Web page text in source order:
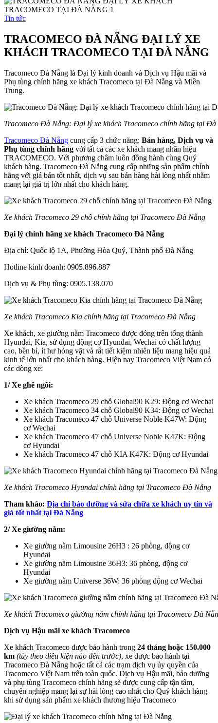
Tin tức
TRACOMECO ĐÀ NẴNG ĐẠI LÝ XE
KHÁCH TRACOMECO TẠI ĐÀ NẴNG
Tracomeco Đà Nẵng là Đại lý kinh doanh và Dịch vụ Hậu mãi và
Phụ tùng chính hãng xe khách Tracomeco tại Đà Nẵng và Miền
Trung.
Tracomeco Đà Nẵng: Đại lý xe khách Tracomeco chính hãng tại Đà
Tracomeco Đà Nẵng cung cấp 3 chức năng: Bán hàng, Dịch vụ và
Phụ tùng chính hãng với tất cả các xe khách mang nhãn hiệu
TRACOMECO. Với phương châm luôn đồng hành cùng Quý
khách hàng. Tracomeco Đà Nẵng cung cấp những sản phẩm chính
hãng với giá bán tốt nhất, dịch vụ sau bán hàng hài lòng nhất nhằm
mang lại giá trị lớn nhất cho khách hàng.
Xe khách Tracomeco 29 chỗ chính hãng tại Tracomeco Đà Nẵng
Đại lý chính hãng xe khách Tracomeco Đà Nẵng
Địa chỉ: Quốc lộ 1A, Phường Hòa Quý, Thành phố Đà Nẵng
Hotline kinh doanh: 0905.896.887
Dịch vụ & Phụ tùng: 0905.138.070
Xe khách Tracomeco Kia chính hãng tại Tracomeco Đà Nẵng
Xe khách, xe giường nằm Tracomeco được đóng trên tổng thành
Hyundai, Kia, sử dụng động cơ Hyundai, Wechai có chất lượng
cao, bền bỉ, ít hư hỏng vặt và rất tiết kiệm nhiên liệu mang hiệu quả
kinh tế lớn nhất cho khách hàng. Hiện nay Tracomeco Việt Nam có
các dòng xe:
1/ Xe ghế ngồi:
Xe khách Tracomeco 29 chỗ Global90 K29: Động cơ Wechai
Xe khách Tracomeco 34 chỗ Global90 K34: Động cơ Wechai
Xe khách Tracomeco 47 chỗ Universe Noble K47W: Động
cơ Wechai
Xe khách Tracomeco 47 chỗ Universe Noble K47K: Động
cơ Hyundai
Xe khách Tracomeco 47 chỗ KIA K47K: Động cơ Hyundai
Xe khách Tracomeco Hyundai chính hãng tại Tracomeco Đà Nẵng
Tham khảo: Địa chỉ bảo dưỡng và sửa chữa xe khách uy tín và
giá tốt nhất tại Đà Nẵng
2/ Xe giường nằm:
Xe giường nằm Limousine 26H3 : 26 phòng, động cơ
Hyundai
Xe giường nằm Limousine 36H3: 36 phòng, động cơ
Hyundai
Xe giường nằm Universe 36W: 36 phòng động cơ Wechai
Xe khách Tracomeco giường nằm chính hãng tại Tracomeco Đà
Dịch vụ Hậu mãi xe khách Tracomeco
Xe khách Tracomeco được bảo hành trong 24 tháng hoặc 150.000
km (tùy theo điều kiện nào đến trước), xe được bảo hành tại
Tracomeco Đà Nẵng hoặc tất cả các trạm dịch vụ ủy quyền của
Tracomeco Việt Nam trên toàn quốc. Dịch vụ Hậu mãi, bảo dưỡng
và phụ tùng Tracomeco chính hãng sẽ được cung cấp tận tâm,
chuyên nghiệp mang lại sự hài lòng cao nhất cho Quý khách hàng
khi sử dụng sản phẩm xe khách thương hiệu Tracomeco